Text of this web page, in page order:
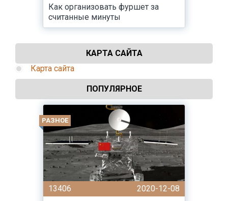
Как организовать фуршет за
считанные минуты
КАРТА САЙТА
Карта сайта
ПОПУЛЯРНОЕ
РАЗНОЕ
13406
2020-12-08